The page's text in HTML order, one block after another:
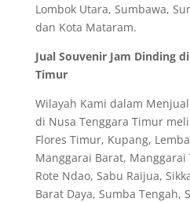
Lombok Utara, Sumbawa,
dan Kota Mataram.
Jual Souvenir Jam Dinding
Timur
Wilayah Kami dalam
di Nusa Tenggara Timur
Flores Timur, Kupang,
Manggarai Barat,
Rote Ndao, Sabu Raijua,
Barat Daya, Sumba Tengah,